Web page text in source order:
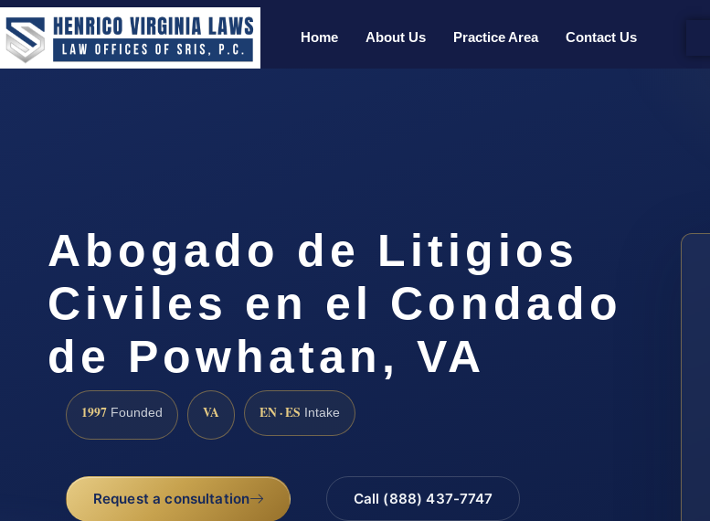
Home About Us Practice Area Contact Us
Abogado de Litigios
Civiles en el Condado
de Powhatan, VA
1997 Founded VA EN · ES Intake
Request a consultation Call (888) 437-7747